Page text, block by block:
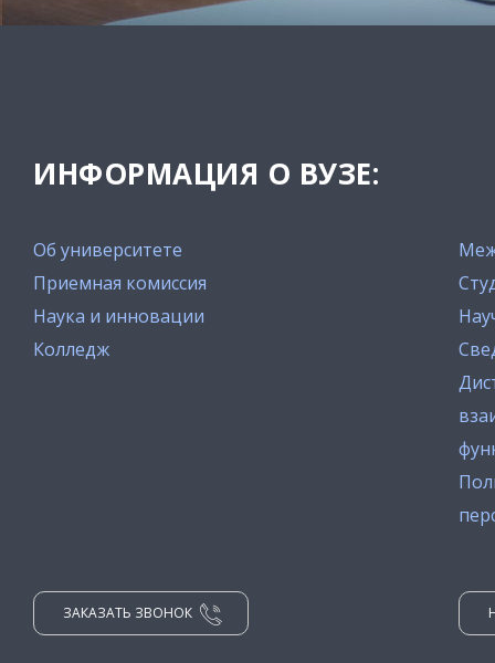
ИНФОРМАЦИЯ О ВУЗЕ:
Об университете
Приемная комиссия
Наука и инновации
Колледж
ЗАКАЗАТЬ ЗВОНОК